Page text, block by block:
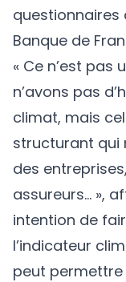
questionnaires
Banque de
« Ce n’est pas
n’avons pas
climat, mais
structurant qui
des
assureurs… »,
intention de
l’indicateur
peut permettre